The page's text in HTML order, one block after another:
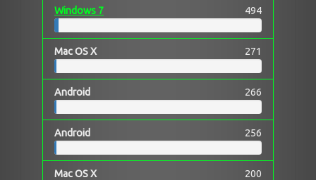
Windows 7 494
Mac OS X 271
Android 266
Android 256
Mac OS X 200